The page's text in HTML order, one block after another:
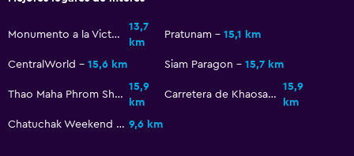
Papeleras
Acondicionador
Tetera eléctrica
Monumento a la Victoria
13,7
km
Pratunam 15,1 km
CentralWorld 15,6 km Siam Paragon 15,7 km
Thao Maha Phrom Shrine
15,9
km
Carretera de Khaosan
15,9
km
Chatuchak Weekend Market 9,6 km